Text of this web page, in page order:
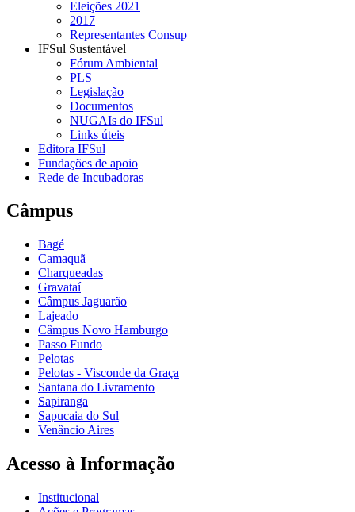
Eleições 2021
2017
Representantes Consup
IFSul Sustentável
Fórum Ambiental
PLS
Legislação
Documentos
NUGAIs do IFSul
Links úteis
Editora IFSul
Fundações de apoio
Rede de Incubadoras
Câmpus
Bagé
Camaquã
Charqueadas
Gravataí
Câmpus Jaguarão
Lajeado
Câmpus Novo Hamburgo
Passo Fundo
Pelotas
Pelotas - Visconde da Graça
Santana do Livramento
Sapiranga
Sapucaia do Sul
Venâncio Aires
Acesso à Informação
Institucional